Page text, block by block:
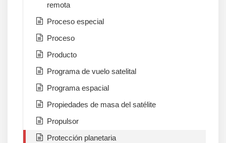
remota
Proceso especial
Proceso
Producto
Programa de vuelo satelital
Programa espacial
Propiedades de masa del satélite
Propulsor
Protección planetaria